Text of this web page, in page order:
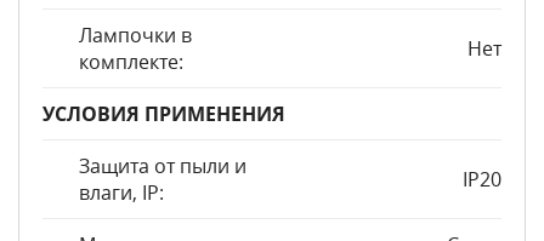
Лампочки в
комплекте:
Нет
УСЛОВИЯ ПРИМЕНЕНИЯ
Защита от пыли и
влаги, IP:
IP20